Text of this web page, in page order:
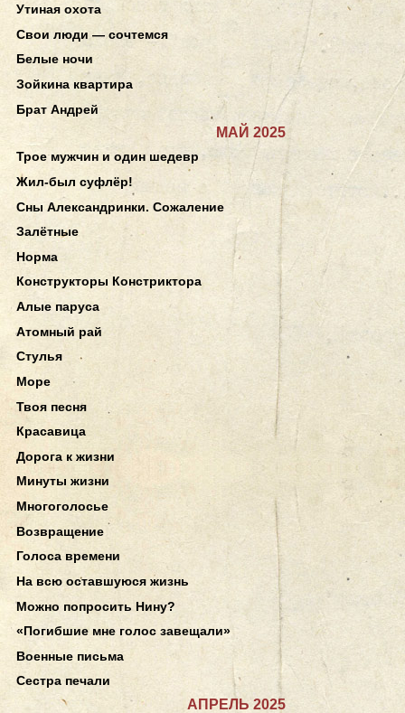
Утиная охота
Свои люди — сочтемся
Белые ночи
Зойкина квартира
Брат Андрей
МАЙ 2025
Трое мужчин и один шедевр
Жил-был суфлёр!
Сны Александринки. Сожаление
Залётные
Норма
Конструкторы Констриктора
Алые паруса
Атомный рай
Стулья
Море
Твоя песня
Красавица
Дорога к жизни
Минуты жизни
Многоголосье
Возвращение
Голоса времени
На всю оставшуюся жизнь
Можно попросить Нину?
«Погибшие мне голос завещали»
Военные письма
Сестра печали
АПРЕЛЬ 2025